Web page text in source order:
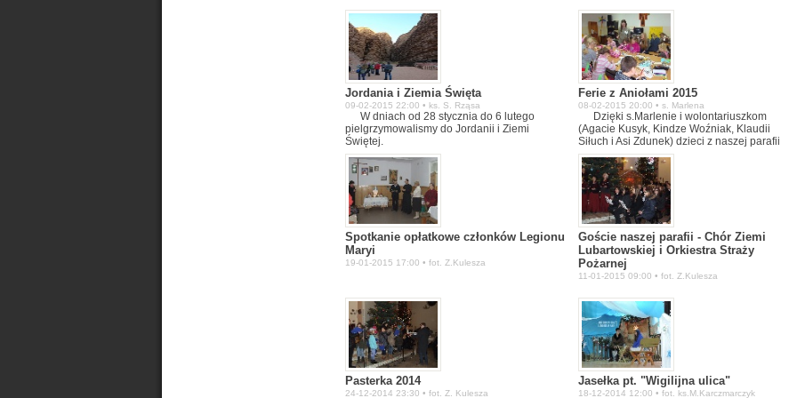
Ks. Kustosz Józef Tomiak z księżmi
wikariuszami, zabrali wszystkich pielgrzymów
na Kalwarię. Następnie po raz drugi w tym
dniu uczestniczyliśmy we Mszy św. przed
Cudownym Obrazem Matki Bożej
Rokitniańskiej. Trzeciego dnia naszego
pielgrzymowania, udaliśmy się do Gorzowa
Wielkopolskiego, do Kościoła Braci
Mniejszych Kapucynów. Mszy św. w tym dniu
przewodniczył o. Henryk Cieniuch –
pochodzący z lubartowskiej ziemi.
Zwiedziliśmy bulwar i Katedrę Gorzowską. Po
obiedzie, udaliśmy się do Gniezna.
Przewodnik oprowadził nas po Katedrze,
opowiadając historię początków
chrześcijaństwa na polskiej ziemi.
Szczęśliwi, pełni wrażeń i przeżyć
duchowych powróciliśmy do Lubartowa.
Pielgrzymi.
Jordania i Ziemia Święta
09-02-2015 22:00 • ks. S. Rząsa
W dniach od 28 stycznia do 6 lutego
pielgrzymowalismy do Jordanii i Ziemi
Świętej.
Ferie z Aniołami 2015
08-02-2015 20:00 • s. Marlena
Dzięki s.Marlenie i wolontariuszkom
(Agacie Kusyk, Kindze Woźniak, Klaudii
Siłuch i Asi Zdunek) dzieci z naszej parafii
mogły przeżyc przepiękne ferie pełne
wartości jak m.in: słuchanie, wytrwałość i
wiele innych. Dziękujemy także sposorom
dzięki którym te ferie mogły sie odbyć.
Spotkanie opłatkowe członków Legionu
Maryi
19-01-2015 17:00 • fot. Z.Kulesza
Goście naszej parafii - Chór Ziemi
Lubartowskiej i Orkiestra Straży
Pożarnej
11-01-2015 09:00 • fot. Z.Kulesza
Pasterka 2014
24-12-2014 23:30 • fot. Z. Kulesza
Jasełka pt. "Wigilijna ulica"
18-12-2014 12:00 • fot. ks.M.Karczmarczyk